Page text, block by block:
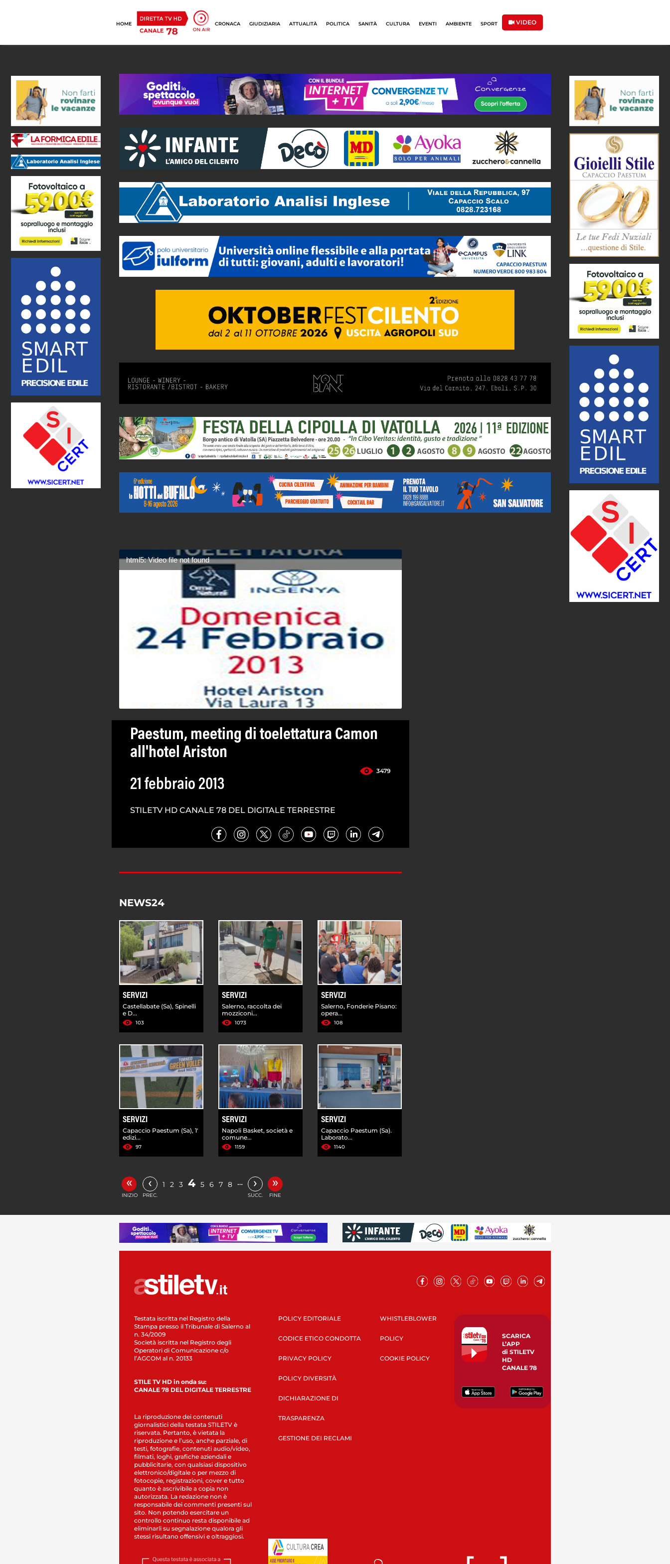
HOME CRONACA GIUDIZIARIA ATTUALITÀ POLITICA SANITÀ CULTURA EVENTI AMBIENTE SPORT VIDEO
html5: Video file not found
Paestum, meeting di toelettatura Camon
all'hotel Ariston
3479
21 febbraio 2013
STILETV HD CANALE 78 DEL DIGITALE TERRESTRE
NEWS24
SERVIZI
Castellabate (Sa), Spinelli
e D...
103
SERVIZI
Salerno, raccolta dei
mozziconi...
1073
SERVIZI
Salerno, Fonderie Pisano:
opera...
108
SERVIZI
Capaccio Paestum (Sa), 1'
edizi...
97
SERVIZI
Napoli Basket, società e
comune...
1159
SERVIZI
Capaccio Paestum (Sa).
Laborato...
1140
«
INIZIO
‹
PREC.
1 2 3 4 5 6 7 8 … ›
SUCC.
»
FINE
Testata iscritta nel Registro della
Stampa presso il Tribunale di Salerno al
n. 34/2009
Società iscritta nel Registro degli
Operatori di Comunicazione c/o
l’AGCOM al n. 20133
STILE TV HD in onda su:
CANALE 78 DEL DIGITALE TERRESTRE
La riproduzione dei contenuti
giornalistici della testata STILETV è
riservata. Pertanto, è vietata la
riproduzione e l’uso, anche parziale, di
testi, fotografie, contenuti audio/video,
filmati, loghi, grafiche aziendali e
pubblicitarie, con qualsiasi dispositivo
elettronico/digitale o per mezzo di
fotocopie, registrazioni, cover e tutto
quanto è ascrivibile a copia non
autorizzata. La redazione non è
responsabile dei commenti presenti sul
sito. Non potendo esercitare un
controllo continuo resta disponibile ad
eliminarli su segnalazione qualora gli
stessi risultano offensivi e oltraggiosi.
POLICY EDITORIALE
CODICE ETICO CONDOTTA
PRIVACY POLICY
POLICY DIVERSITÀ
DICHIARAZIONE DI
TRASPARENZA
GESTIONE DEI RECLAMI
WHISTLEBLOWER
POLICY
COOKIE POLICY
SCARICA
L’APP
di STILETV
HD
CANALE 78